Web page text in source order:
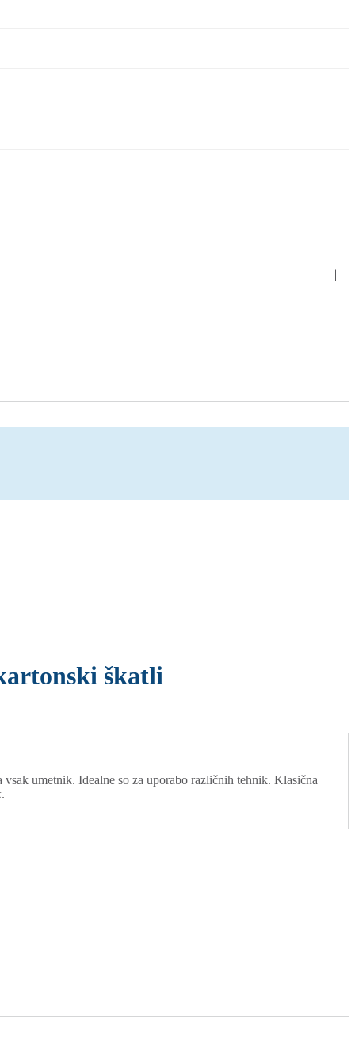
škatli
umetnik. Idealne so za uporabo različnih tehnik. Klasična